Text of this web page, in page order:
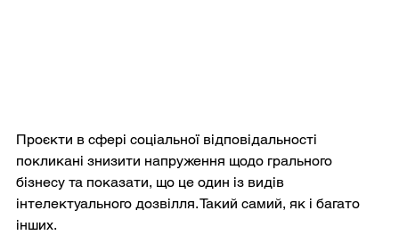
Проєкти в сфері соціальної відповідальності
покликані знизити напруження щодо грального
бізнесу та показати, що це один із видів
інтелектуального дозвілля. Такий самий, як і багато
інших.